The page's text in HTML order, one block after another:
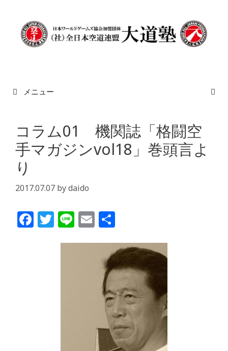
メニュー
コラム01 機関誌「格闘空
手マガジンvol18」巻頭言よ
り
2017.07.07 bydaido
F T Li E
ai